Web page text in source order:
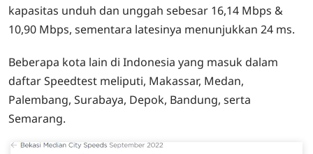
kapasitas unduh dan unggah sebesar 16,14 Mbps &
10,90 Mbps, sementara latesinya menunjukkan 24 ms.
Beberapa kota lain di Indonesia yang masuk dalam
daftar Speedtest meliputi, Makassar, Medan,
Palembang, Surabaya, Depok, Bandung, serta
Semarang.